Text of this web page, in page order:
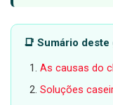
📑 Sumário deste
As causas do
Soluções